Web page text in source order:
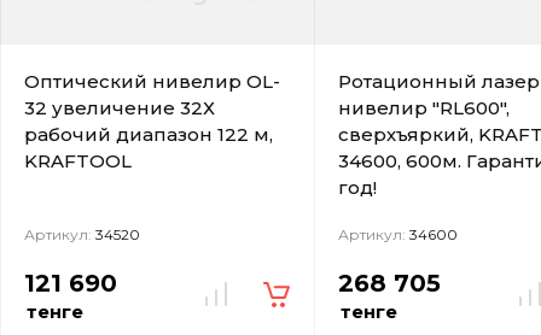
Оптический нивелир OL-
32 увеличение 32Х
рабочий диапазон 122 м,
KRAFTOOL
Артикул: 34520
121 690
тенге
Ротационный
нивелир "RL600",
сверхъяркий,
34600, 600м.
год!
Артикул: 34600
268 705
тенге